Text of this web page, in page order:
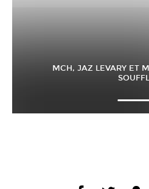
MCH, JAZ LEVARY ET